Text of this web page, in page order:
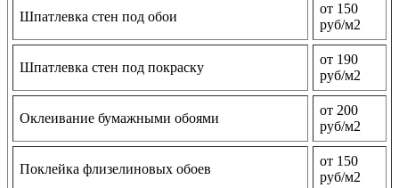
Шпатлевка стен под обои
от 150
руб/м2
Шпатлевка стен под покраску
от 190
руб/м2
Оклеивание бумажными обоями
от 200
руб/м2
Поклейка флизелиновых обоев
от 150
руб/м2